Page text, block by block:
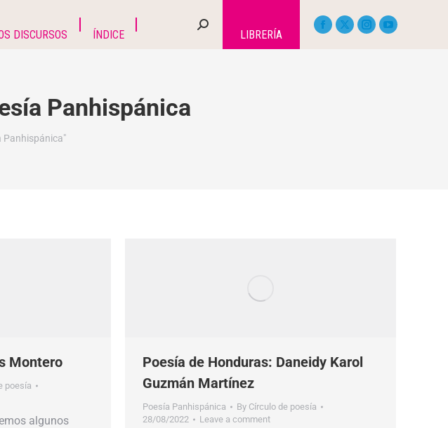
DISCURSOS ÍNDICE LIBRERÍA
Panhispánica
Panhispánica"
Montero
poesía
algunos
Poesía de Honduras: Daneidy Karol
Guzmán Martínez
Poesía Panhispánica By Círculo de poesía
28/08/2022
Leave a comment